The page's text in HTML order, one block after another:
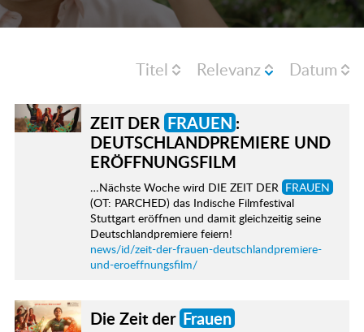
Titel Relevanz Datum
ZEIT DER FRAUEN:
DEUTSCHLANDPREMIERE UND
ERÖFFNUNGSFILM
…Nächste Woche wird DIE ZEIT DER FRAUEN
(OT: PARCHED) das Indische Filmfestival
Stuttgart eröffnen und damit gleichzeitig seine
Deutschlandpremiere feiern!
news/id/zeit-der-frauen-deutschlandpremiere-
und-eroeffnungsfilm/
Die Zeit der Frauen